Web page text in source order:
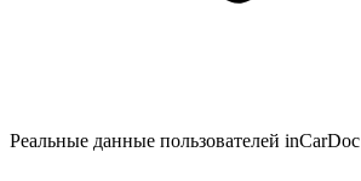
Реальные данные пользователей inCarDoc